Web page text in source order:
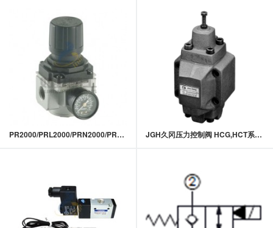
PR2000/PRL2000/PRN2000/PR3000/PR4000 JGH久冈压力控制阀 HCG,HCT系列HC型压力控制阀